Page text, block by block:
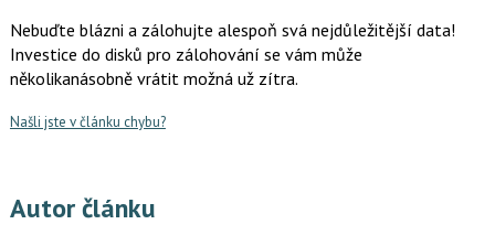
Nebuďte blázni a zálohujte alespoň svá nejdůležitější data!
Investice do disků pro zálohování se vám může
několikanásobně vrátit možná už zítra.
Našli jste v článku chybu?
Autor článku